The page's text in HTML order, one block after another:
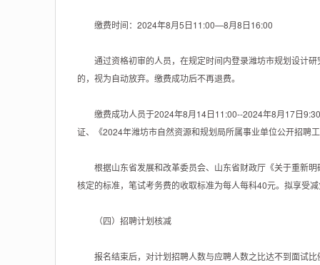
缴费时间：2024年8月5日11:00—8月8日16:00
通过资格初审的人员，在规定时间内登录潍坊市规划设计研
的，视为自动放弃。缴费成功后不再退费。
缴费成功人员于2024年8月14日11:00--2024年8月17日9:30
证、《2024年潍坊市自然资源和规划局所属事业单位公开招聘
根据山东省发展和改革委员会、山东省财政厅《关于重新明
核定的标准，笔试考务费的收取标准为每人每科40元。拟享受
（四）招聘计划核减
报名结束后，对计划招聘人数与应聘人数之比达不到面试比